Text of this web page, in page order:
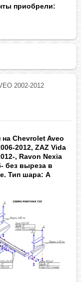
приобрели:
2002-2012
Chevrolet Aveo
2012, ZAZ Vida
, Ravon Nexia
без выреза в
Тип шара: A